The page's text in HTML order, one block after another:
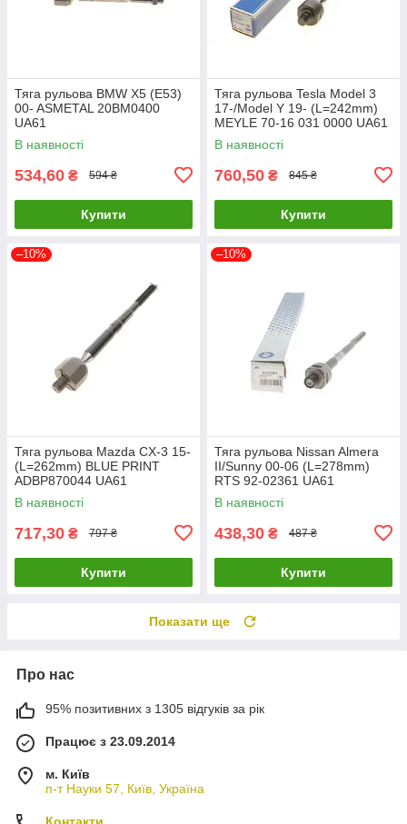
Тяга рульова BMW X5 (E53)
00- ASMETAL 20BM0400
UA61
В наявності
534,60 ₴ 594 ₴
Купити
Тяга рульова Tesla Model 3
17-/Model Y 19- (L=242mm)
MEYLE 70-16 031 0000 UA61
В наявності
760,50 ₴ 845 ₴
Купити
–10%
Тяга рульова Mazda CX-3 15-
(L=262mm) BLUE PRINT
ADBP870044 UA61
В наявності
717,30 ₴ 797 ₴
Купити
–10%
Тяга рульова Nissan Almera
II/Sunny 00-06 (L=278mm)
RTS 92-02361 UA61
В наявності
438,30 ₴ 487 ₴
Купити
Показати ще
Про нас
95% позитивних з 1305 відгуків за рік
Працює з 23.09.2014
м. Київ
п-т Науки 57, Київ, Україна